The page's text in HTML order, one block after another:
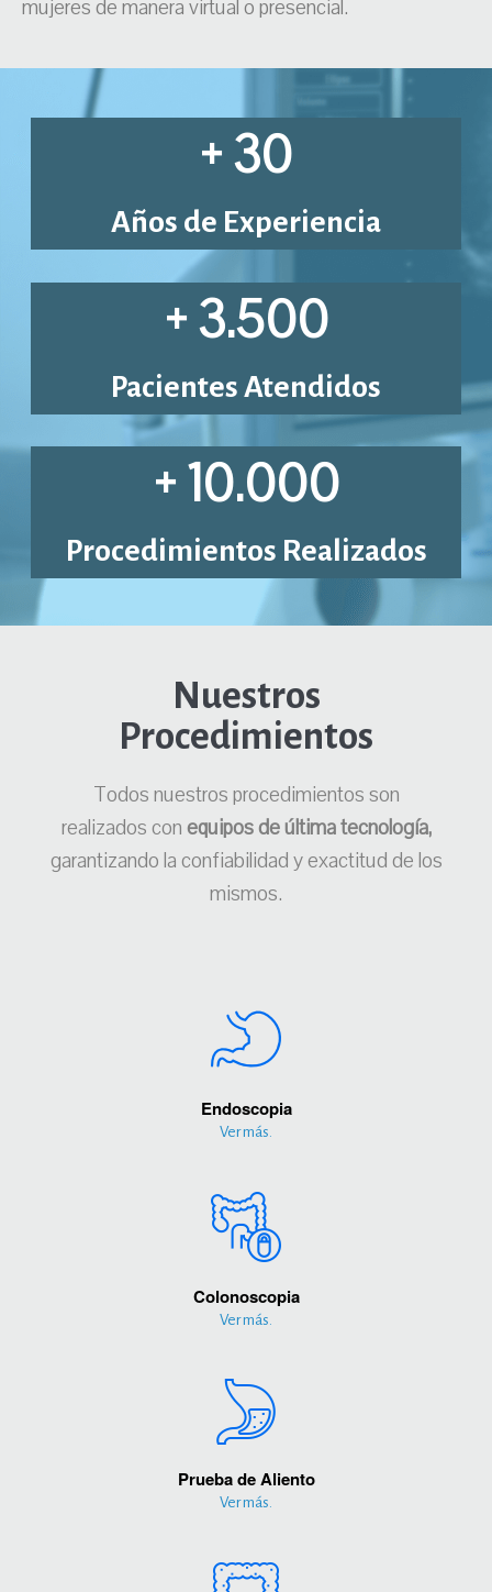
mujeres de manera virtual o presencial.
+ 30
Años de Experiencia
+ 3.500
Pacientes Atendidos
+ 10.000
Procedimientos Realizados
Nuestros
Procedimientos
Todos nuestros procedimientos son
realizados conequipos de última tecnología,
garantizando la confiabilidad y exactitud de los
mismos.
Endoscopia
Ver más.
Colonoscopia
Ver más.
Prueba de Aliento
Ver más.